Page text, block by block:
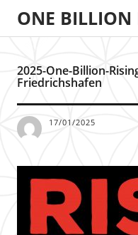
ONE BILLION
2025-One-Billion-
Friedrichshafen
17/01/2025